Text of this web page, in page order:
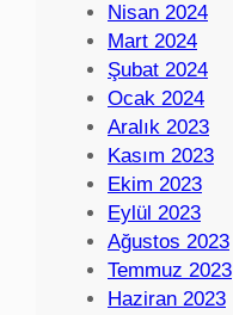
Nisan 2024
Mart 2024
Şubat 2024
Ocak 2024
Aralık 2023
Kasım 2023
Ekim 2023
Eylül 2023
Ağustos 2023
Temmuz 2023
Haziran 2023